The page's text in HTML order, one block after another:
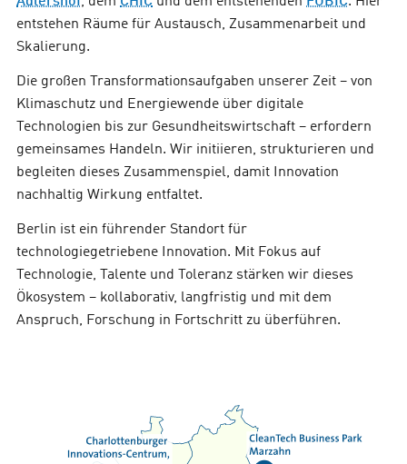
entstehen Räume für Austausch, Zusammenarbeit und
Skalierung.
Die großen Transformationsaufgaben unserer Zeit – von
Klimaschutz und Energiewende über digitale
Technologien bis zur Gesundheitswirtschaft – erfordern
gemeinsames Handeln. Wir initiieren, strukturieren und
begleiten dieses Zusammenspiel, damit Innovation
nachhaltig Wirkung entfaltet.
Berlin ist ein führender Standort für
technologiegetriebene Innovation. Mit Fokus auf
Technologie, Talente und Toleranz stärken wir dieses
Ökosystem – kollaborativ, langfristig und mit dem
Anspruch, Forschung in Fortschritt zu überführen.